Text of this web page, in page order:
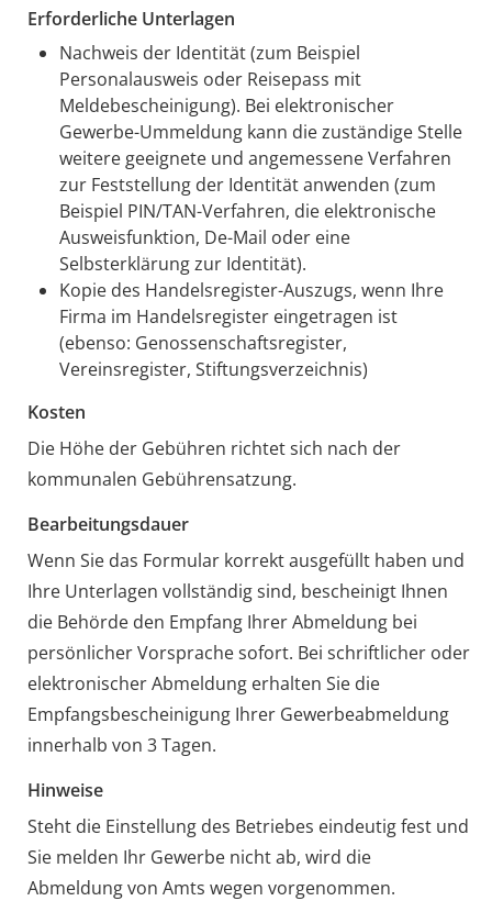
Erforderliche Unterlagen
Nachweis der Identität (zum Beispiel
Personalausweis oder Reisepass mit
Meldebescheinigung). Bei elektronischer
Gewerbe-Ummeldung kann die zuständige Stelle
weitere geeignete und angemessene Verfahren
zur Feststellung der Identität anwenden (zum
Beispiel PIN/TAN-Verfahren, die elektronische
Ausweisfunktion, De-Mail oder eine
Selbsterklärung zur Identität).
Kopie des Handelsregister-Auszugs, wenn Ihre
Firma im Handelsregister eingetragen ist
(ebenso: Genossenschaftsregister,
Vereinsregister, Stiftungsverzeichnis)
Kosten
Die Höhe der Gebühren richtet sich nach der
kommunalen Gebührensatzung.
Bearbeitungsdauer
Wenn Sie das Formular korrekt ausgefüllt haben und
Ihre Unterlagen vollständig sind, bescheinigt Ihnen
die Behörde den Empfang Ihrer Abmeldung bei
persönlicher Vorsprache sofort. Bei schriftlicher oder
elektronischer Abmeldung erhalten Sie die
Empfangsbescheinigung Ihrer Gewerbeabmeldung
innerhalb von 3 Tagen.
Hinweise
Steht die Einstellung des Betriebes eindeutig fest und
Sie melden Ihr Gewerbe nicht ab, wird die
Abmeldung von Amts wegen vorgenommen.